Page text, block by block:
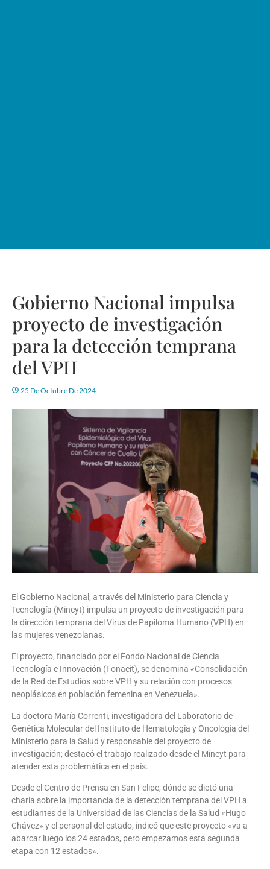
Gobierno Nacional impulsa
proyecto de investigación
para la detección temprana
del VPH
25 De Octubre De 2024
El Gobierno Nacional, a través del Ministerio para Ciencia y
Tecnología (Mincyt) impulsa un proyecto de investigación para
la dirección temprana del Virus de Papiloma Humano (VPH) en
las mujeres venezolanas.
El proyecto, financiado por el Fondo Nacional de Ciencia
Tecnología e Innovación (Fonacit), se denomina «Consolidación
de la Red de Estudios sobre VPH y su relación con procesos
neoplásicos en población femenina en Venezuela».
La doctora María Correnti, investigadora del Laboratorio de
Genética Molecular del Instituto de Hematología y Oncología del
Ministerio para la Salud y responsable del proyecto de
investigación; destacó el trabajo realizado desde el Mincyt para
atender esta problemática en el país.
Desde el Centro de Prensa en San Felipe, dónde se dictó una
charla sobre la importancia de la detección temprana del VPH a
estudiantes de la Universidad de las Ciencias de la Salud «Hugo
Chávez» y el personal del estado, indicó que este proyecto «va a
abarcar luego los 24 estados, pero empezamos esta segunda
etapa con 12 estados».